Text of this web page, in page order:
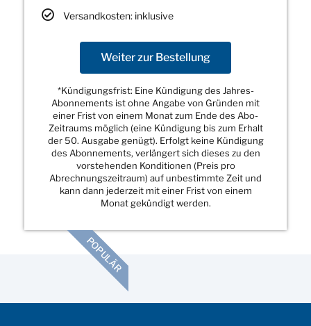
Versandkosten: inklusive
Weiter zur Bestellung
*Kündigungsfrist: Eine Kündigung des Jahres-
Abonnements ist ohne Angabe von Gründen mit
einer Frist von einem Monat zum Ende des Abo-
Zeitraums möglich (eine Kündigung bis zum Erhalt
der 50. Ausgabe genügt). Erfolgt keine Kündigung
des Abonnements, verlängert sich dieses zu den
vorstehenden Konditionen (Preis pro
Abrechnungszeitraum) auf unbestimmte Zeit und
kann dann jederzeit mit einer Frist von einem
Monat gekündigt werden.
POPULÄR